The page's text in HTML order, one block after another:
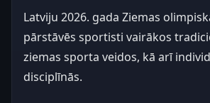
Latviju 2026. gada Ziemas
pārstāvēs sportisti vairākos
ziemas sporta veidos, kā arī
disciplīnās.